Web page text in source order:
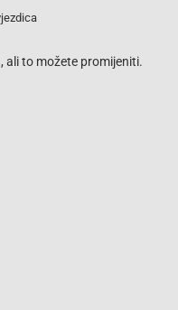
ali to možete promijeniti.